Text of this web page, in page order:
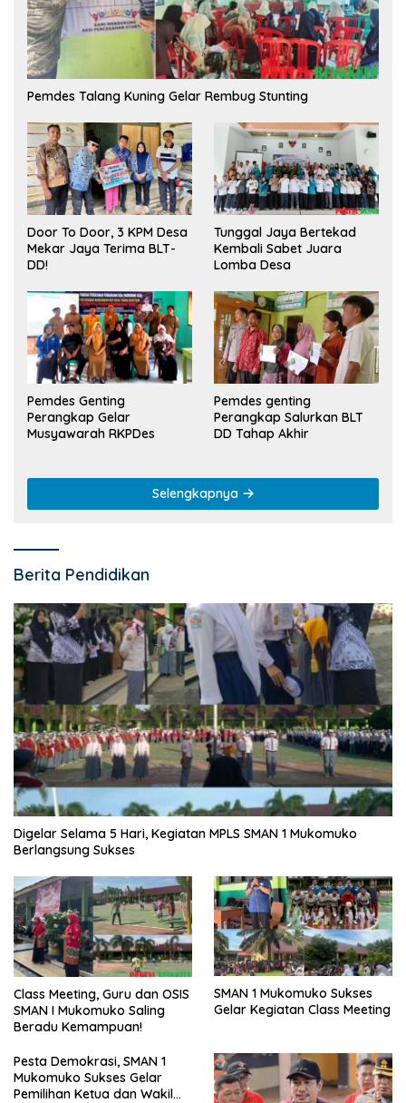
Pemdes Talang Kuning Gelar Rembug Stunting
Door To Door, 3 KPM Desa
Mekar Jaya Terima BLT-
DD!
Tunggal Jaya Bertekad
Kembali Sabet Juara
Lomba Desa
Pemdes Genting
Perangkap Gelar
Musyawarah RKPDes
Pemdes genting
Perangkap Salurkan BLT
DD Tahap Akhir
Selengkapnya
Berita Pendidikan
Digelar Selama 5 Hari, Kegiatan MPLS SMAN 1 Mukomuko
Berlangsung Sukses
Class Meeting, Guru dan OSIS
SMAN I Mukomuko Saling
Beradu Kemampuan!
SMAN 1 Mukomuko Sukses
Gelar Kegiatan Class Meeting
Pesta Demokrasi, SMAN 1
Mukomuko Sukses Gelar
Pemilihan Ketua dan Wakil